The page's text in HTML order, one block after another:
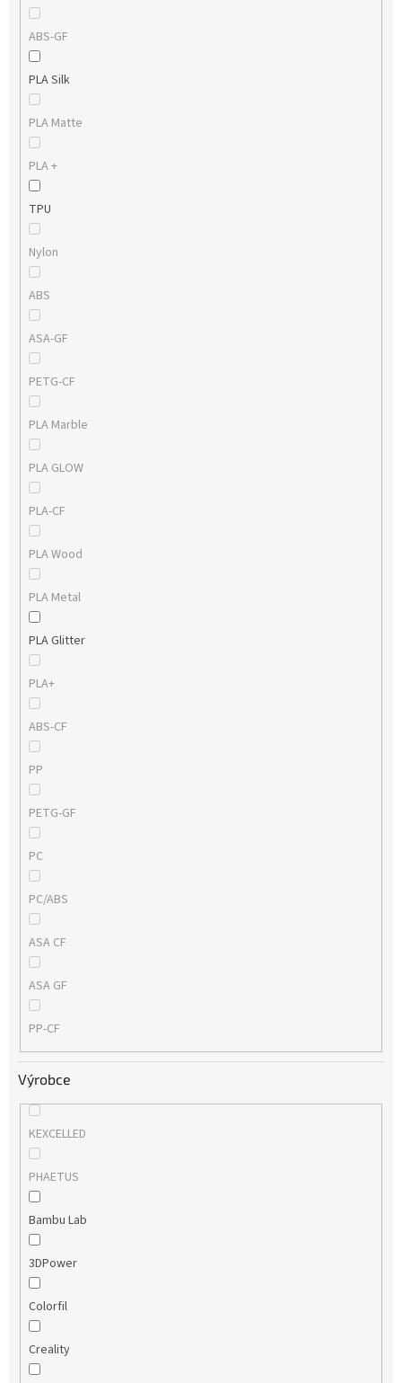
ABS-GF
PLA Silk
PLA Matte
PLA +
TPU
Nylon
ABS
ASA-GF
PETG-CF
PLA Marble
PLA GLOW
PLA-CF
PLA Wood
PLA Metal
PLA Glitter
PLA+
ABS-CF
PP
PETG-GF
PC
PC/ABS
ASA CF
ASA GF
PP-CF
Výrobce
KEXCELLED
PHAETUS
Bambu Lab
3DPower
Colorfil
Creality